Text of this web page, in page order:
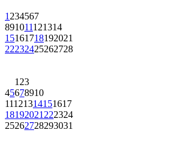
1 234567
891011121314
15161718192021
22232425262728
1 23
45678910
11121314151617
18192021 222324
25262728293031